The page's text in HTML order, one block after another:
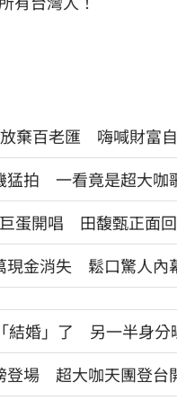
棄百老匯 嗨喊財富
猛拍 一看竟是超大咖
蛋開唱 田馥甄正面
現金消失 鬆口驚人內
結婚」了 另一半身分
登場 超大咖天團登台